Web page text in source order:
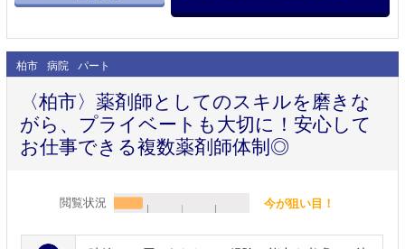
柏市 病院 パート
〈柏市〉薬剤師としてのスキルを磨きな
がら、プライベートも大切に！安心して
お仕事できる複数薬剤師体制◎
閲覧状況 今が狙い目！